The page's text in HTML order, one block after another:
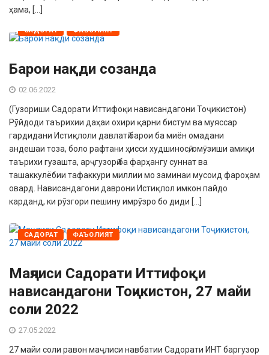
ҳама, […]
САДОРАТ ФАЪОЛИЯТ
Барои нақди созанда
02.06.2022
(Гузориши Садорати Иттифоқи нависандагони Тоҷикистон)
Рӯйдоди таърихии даҳаи охири қарни бистум ва муяссар
гардидани Истиқлоли давлатӣ барои ба миён омадани
андешаи тоза, боло рафтани ҳисси худшиносӣ, омӯзиши амиқи
таърихи гузашта, арҷгузорӣ ба фарҳангу суннат ва
ташаккулёбии тафаккури миллии мо заминаи мусоид фароҳам
овард. Нависандагони даврони Истиқлол имкон пайдо
карданд, ки рӯзгори пешину имрӯзро бо диди […]
САДОРАТ ФАЪОЛИЯТ
Маҷлиси Садорати Иттифоқи
нависандагони Тоҷикистон, 27 майи
соли 2022
27.05.2022
27 майи соли равон маҷлиси навбатии Садорати ИНТ баргузор